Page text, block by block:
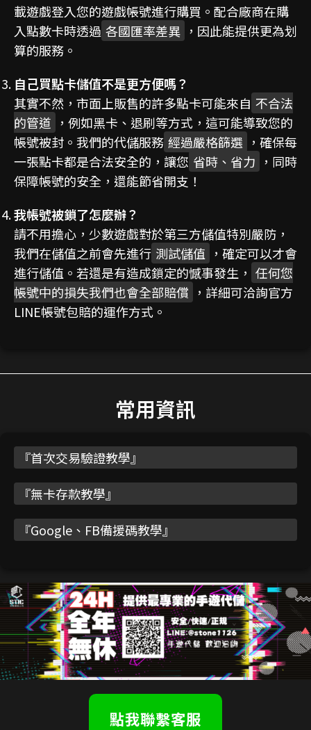
載遊戲登入您的遊戲帳號進行購買。配合廠商在購
入點數卡時透過 各國匯率差異 ，因此能提供更為划
算的服務。
自己買點卡儲值不是更方便嗎？
其實不然，市面上販售的許多點卡可能來自 不合法
的管道 ，例如黑卡、退刷等方式，這可能導致您的
帳號被封。我們的代儲服務 經過嚴格篩選 ，確保每
一張點卡都是合法安全的，讓您 省時、省力 ，同時
保障帳號的安全，還能節省開支！
我帳號被鎖了怎麼辦？
請不用擔心，少數遊戲對於第三方儲值特別嚴防，
我們在儲值之前會先進行 測試儲值 ，確定可以才會
進行儲值。若還是有造成鎖定的憾事發生， 任何您
帳號中的損失我們也會全部賠償 ，詳細可洽詢官方
LINE帳號包賠的運作方式。
常用資訊
『首次交易驗證教學』
『無卡存款教學』
『Google、FB備援碼教學』
點我聯繫客服